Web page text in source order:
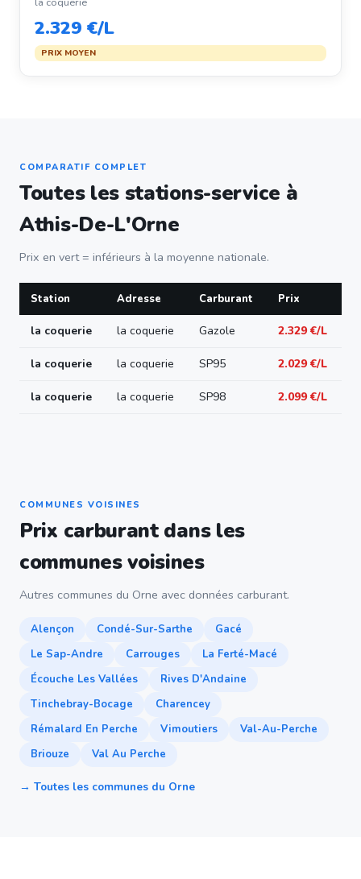
2.329 €/L
PRIX MOYEN
COMPARATIF COMPLET
Toutes les stations-service à
Athis-De-L'Orne
Prix en vert = inférieurs à la moyenne nationale.
Station Adresse Carburant Prix
la coquerie la coquerie Gazole 2.329 €/L
la coquerie la coquerie SP95 2.029 €/L
la coquerie la coquerie SP98 2.099 €/L
COMMUNES VOISINES
Prix carburant dans les
communes voisines
Autres communes du Orne avec données carburant.
Alençon Condé-Sur-Sarthe
Gacé
Le Sap-Andre
Carrouges
La Ferté-Macé
Écouche Les Vallées
Rives D'Andaine
Tinchebray-Bocage
Charencey
Rémalard En Perche
Vimoutiers
Val-Au-Perche
Briouze
Val Au Perche
→ Toutes les communes du Orne